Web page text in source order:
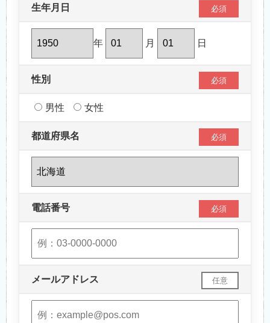
生年月日 必須
年 月 日
性別 必須
男性 女性
都道府県名 必須
電話番号 必須
メールアドレス 任意